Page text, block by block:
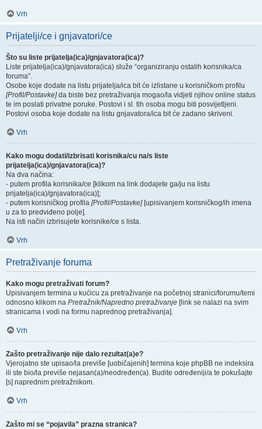
Vrh
Prijatelji/ce i gnjavatori/ce
Što su liste prijatelja(ica)/gnjavatora(ica)?
Liste prijatelja(ica)/gnjavatora(ica) služe “organiziranju ostalih korisnika/ca
foruma”.
Osobe koje dodate na listu prijatelja/ica bit će izlistane u korisničkom profilu
[Profil/Postavke]da biste bez pretraživanja mogao/la vidjeti njihov online status
te im poslati privatne poruke. Postovi i sl. tih osoba mogu biti posvijetljeni.
Postovi osoba koje dodate na listu gnjavatora/ica bit će zadano skriveni.
Vrh
Kako mogu dodati/izbrisati korisnika/cu na/s liste
prijatelja(ica)/gnjavatora(ica)?
Na dva načina:
- putem profila korisnika/ce [klikom na link dodajete ga/ju na listu
prijatelja(ica)/gnjavatora(ica)];
- putem korisničkog profila [Profil/Postavke][upisivanjem korisničkog/ih imena
u za to predviđeno polje].
Na isti način izbrisujete korisnike/ce s lista.
Vrh
Pretraživanje foruma
Kako mogu pretraživati forum?
Upisivanjem termina u kućicu za pretraživanje na početnoj stranici/forumu/temi
odnosno klikom na Pretražnik/Napredno pretraživanje [link se nalazi na svim
stranicama i vodi na formu naprednog pretraživanja].
Vrh
Zašto pretraživanje nije dalo rezultat(a)e?
Vjerojatno ste upisao/la previše [uobičajenih] termina koje phpBB ne indeksira
ili ste bio/la previše nejasan(a)/neodređen(a). Budite određeniji/a te pokušajte
[s] naprednim pretražnikom.
Vrh
Zašto mi se “pojavila” prazna stranica?